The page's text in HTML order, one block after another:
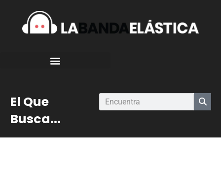
El Que
Busca...